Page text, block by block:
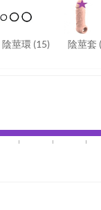
陰莖環 (15) 陰莖套